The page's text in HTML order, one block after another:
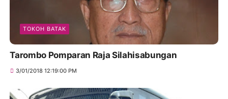
TOKOH BATAK
Tarombo Pomparan Raja Silahisabungan
3/01/2018 12:19:00 PM